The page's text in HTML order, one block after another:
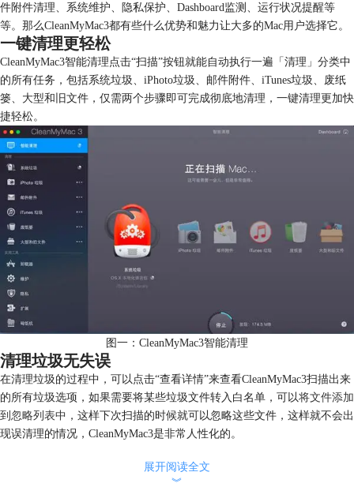
件附件清理、系统维护、隐私保护、Dashboard监测、运行状况提醒等
等。那么CleanMyMac3都有些什么优势和魅力让大多的Mac用户选择它。
一键清理更轻松
CleanMyMac3智能清理点击“扫描”按钮就能自动执行一遍「清理」分类中
的所有任务，包括系统垃圾、iPhoto垃圾、邮件附件、iTunes垃圾、废纸
篓、大型和旧文件，仅需两个步骤即可完成彻底地清理，一键清理更加快
捷轻松。
图一：CleanMyMac3智能清理
清理垃圾无失误
在清理垃圾的过程中，可以点击“查看详情”来查看CleanMyMac3扫描出来
的所有垃圾选项，如果需要将某些垃圾文件转入白名单，可以将文件添加
到忽略列表中 ，这样下次扫描的时候就可以忽略这些文件，这样就不会出
现误清理的情况，CleanMyMac3是非常人性化的。
展开阅读全文
︾